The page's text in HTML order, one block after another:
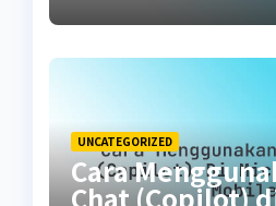
UNCATEGORIZED
Cara
Chat (Copilot)